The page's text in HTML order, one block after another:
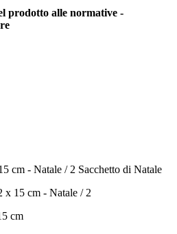
prodotto alle normative -
x 15 cm - Natale / 2
cm